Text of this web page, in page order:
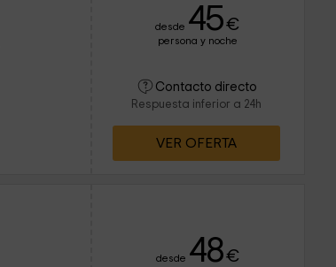
desde 45€
persona y noche
Contacto directo
Respuesta inferior a 24h
VER OFERTA
desde 48€